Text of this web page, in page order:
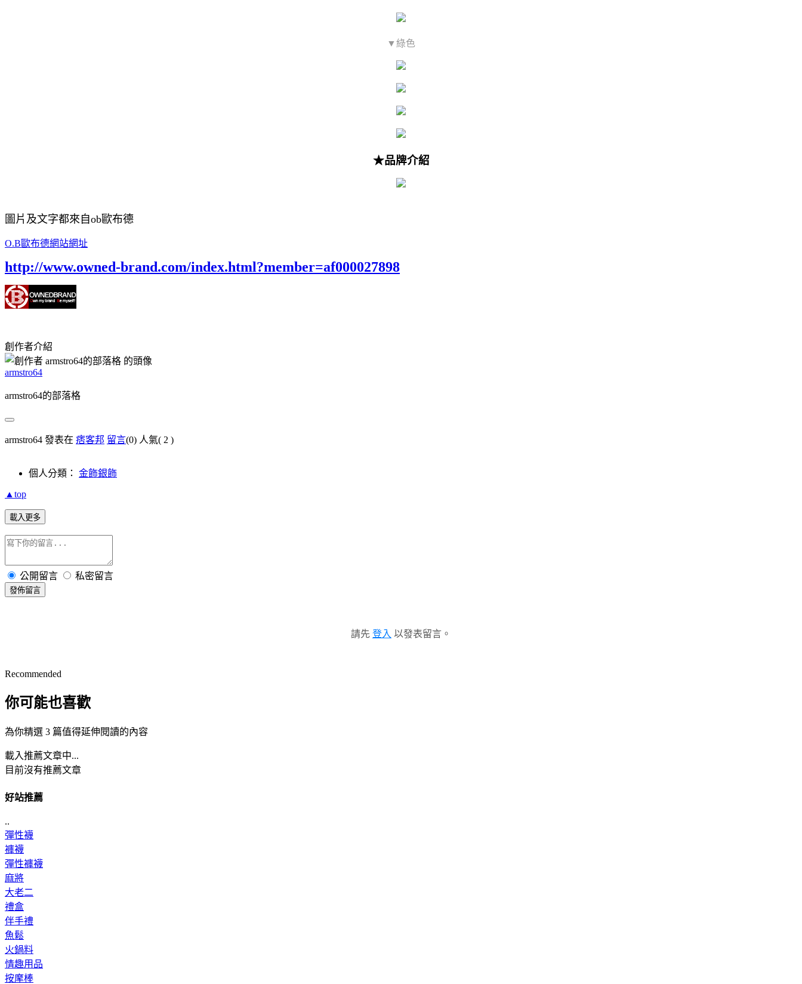
▼綠色
★品牌介紹
圖片及文字都來自ob歐布德
O.B歐布德網站網址
http://www.owned-brand.com/index.html?member=af000027898
創作者介紹
armstro64
armstro64的部落格
armstro64 發表在 痞客邦 留言(0) 人氣( 2 )
個人分類： 金飾銀飾
▲top
載入更多
公開留言 私密留言
發佈留言
請先 登入 以發表留言。
Recommended
你可能也喜歡
為你精選 3 篇值得延伸閱讀的內容
載入推薦文章中...
目前沒有推薦文章
好站推薦
..
彈性襪
褲襪
彈性褲襪
麻將
大老二
禮盒
伴手禮
魚鬆
火鍋料
情趣用品
按摩棒